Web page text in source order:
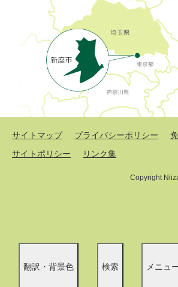
翻訳・背景色 検索 メニュ
サイトマップ プライバシーポリシー
サイトポリシー
リンク集
Copyright